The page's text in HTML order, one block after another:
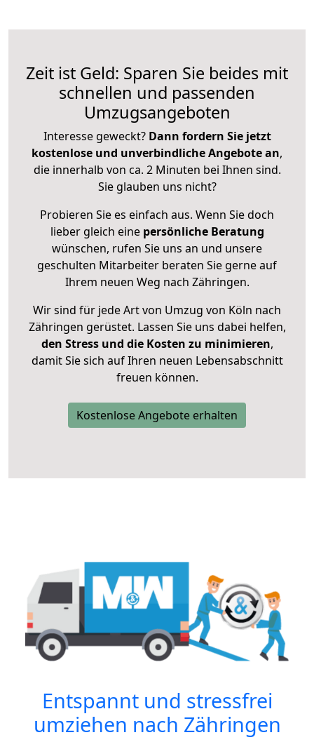
Zeit ist Geld: Sparen Sie beides mit
schnellen und passenden
Umzugsangeboten
Interesse geweckt? Dann fordern Sie jetzt
kostenlose und unverbindliche Angebote an,
die innerhalb von ca. 2 Minuten bei Ihnen sind.
Sie glauben uns nicht?
Probieren Sie es einfach aus. Wenn Sie doch
lieber gleich eine persönliche Beratung
wünschen, rufen Sie uns an und unsere
geschulten Mitarbeiter beraten Sie gerne auf
Ihrem neuen Weg nach Zähringen.
Wir sind für jede Art von Umzug von Köln nach
Zähringen gerüstet. Lassen Sie uns dabei helfen,
den Stress und die Kosten zu minimieren,
damit Sie sich auf Ihren neuen Lebensabschnitt
freuen können.
Kostenlose Angebote erhalten
Entspannt und stressfrei
umziehen nach Zähringen